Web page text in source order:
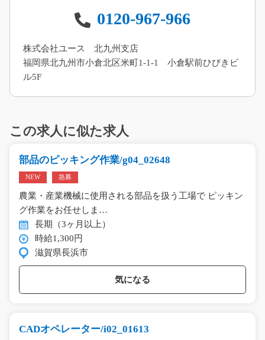
0120-967-966
株式会社ユース 北九州支店
福岡県北九州市小倉北区米町1-1-1 小倉駅前ひびきビ
ル5F
この求人に似た求人
部品のピッキング作業/g04_02648
NEW 急募
農業・産業機械に使用される部品を扱う工場で ピッキン
グ作業をお任せしま…
長期（3ヶ月以上）
時給1,300円
滋賀県長浜市
気になる
CADオペレーター/i02_01613